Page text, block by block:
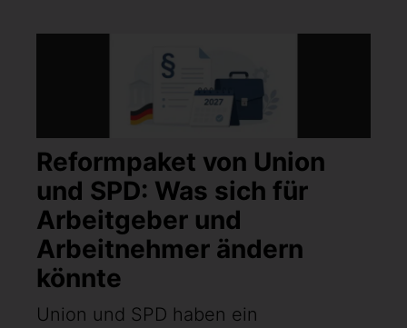
Reformpaket von Union
und SPD: Was sich für
Arbeitgeber und
Arbeitnehmer ändern
könnte
Union und SPD haben ein